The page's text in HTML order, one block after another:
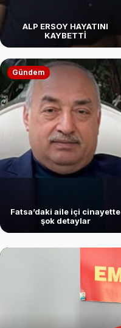
ALP ERSOY HAYATINI
KAYBETTİ
Gündem
Fatsa’daki aile içi cinayette
şok detaylar